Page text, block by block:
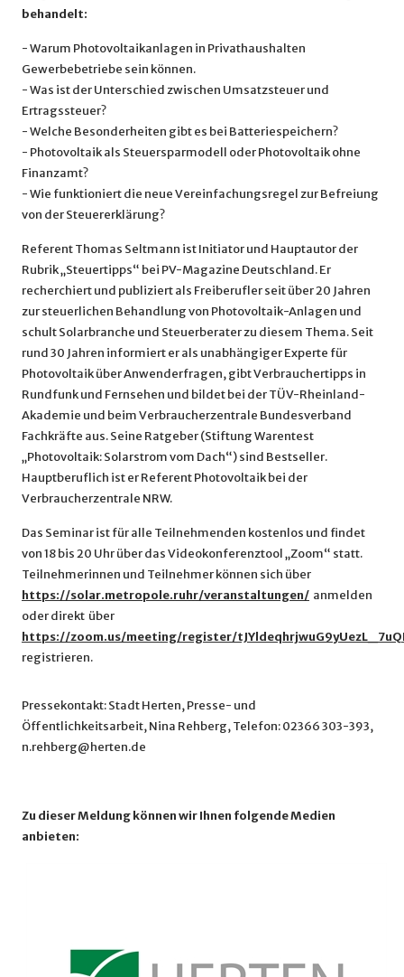
behandelt:
- Warum Photovoltaikanlagen in Privathaushalten
Gewerbebetriebe sein können.
- Was ist der Unterschied zwischen Umsatzsteuer und
Ertragssteuer?
- Welche Besonderheiten gibt es bei Batteriespeichern?
- Photovoltaik als Steuersparmodell oder Photovoltaik ohne
Finanzamt?
- Wie funktioniert die neue Vereinfachungsregel zur Befreiung
von der Steuererklärung?
Referent Thomas Seltmann ist Initiator und Hauptautor der
Rubrik „Steuertipps“ bei PV-Magazine Deutschland. Er
recherchiert und publiziert als Freiberufler seit über 20 Jahren
zur steuerlichen Behandlung von Photovoltaik-Anlagen und
schult Solarbranche und Steuerberater zu diesem Thema. Seit
rund 30 Jahren informiert er als unabhängiger Experte für
Photovoltaik über Anwenderfragen, gibt Verbrauchertipps in
Rundfunk und Fernsehen und bildet bei der TÜV-Rheinland-
Akademie und beim Verbraucherzentrale Bundesverband
Fachkräfte aus. Seine Ratgeber (Stiftung Warentest
„Photovoltaik: Solarstrom vom Dach“) sind Bestseller.
Hauptberuflich ist er Referent Photovoltaik bei der
Verbraucherzentrale NRW.
Das Seminar ist für alle Teilnehmenden kostenlos und findet
von 18 bis 20 Uhr über das Videokonferenztool „Zoom“ statt.
Teilnehmerinnen und Teilnehmer können sich über
https://solar.metropole.ruhr/veranstaltungen/ anmelden
oder direkt über
https://zoom.us/meeting/register/
registrieren.
Pressekontakt: Stadt Herten, Presse- und
Öffentlichkeitsarbeit, Nina Rehberg, Telefon: 02366 303-393,
n.rehberg@herten.de
Zu dieser Meldung können wir Ihnen folgende Medien
anbieten: